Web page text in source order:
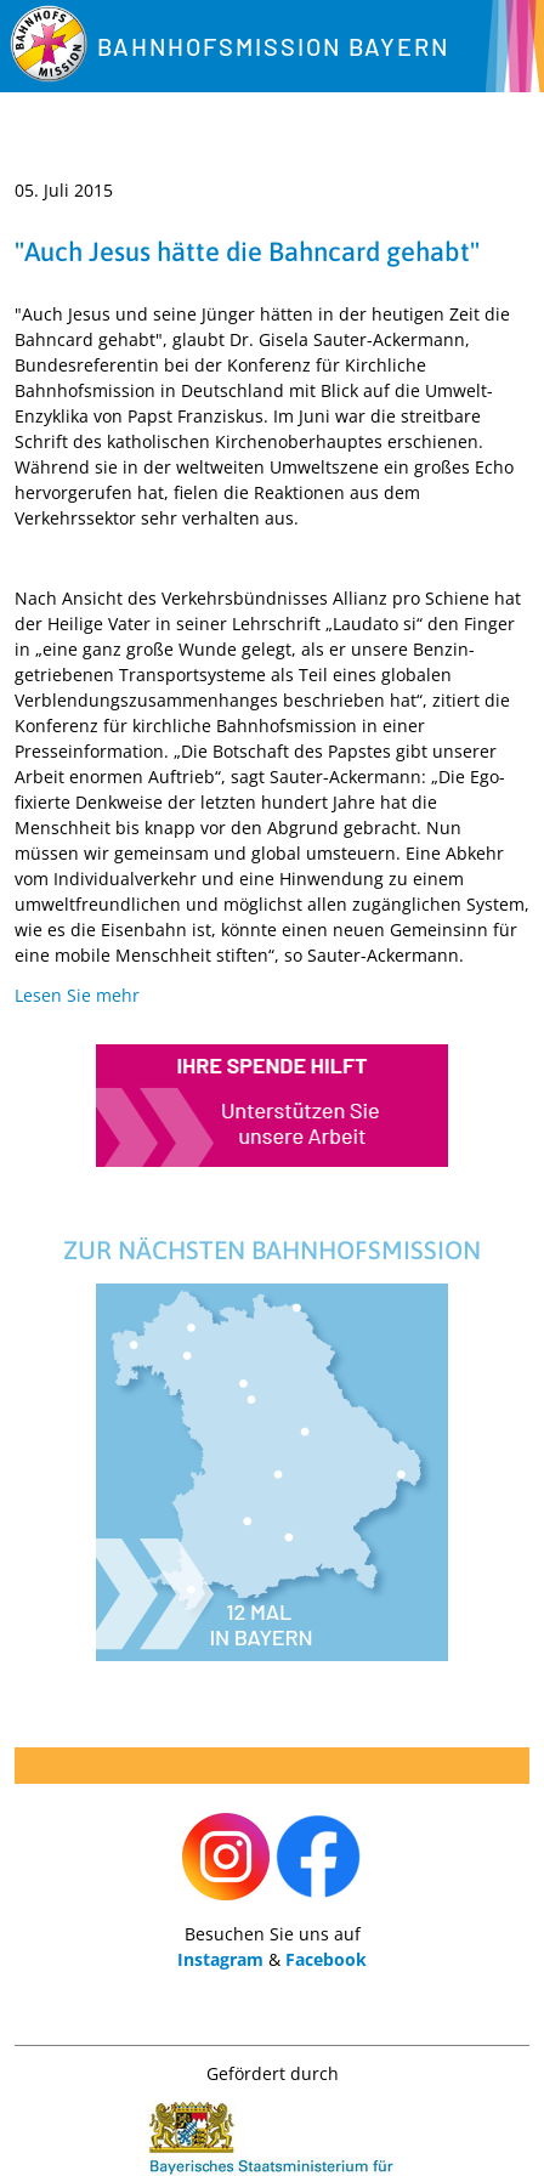
BAHNHOFSMISSION BAYERN
05. Juli 2015
"Auch Jesus hätte die Bahncard gehabt"
"Auch Jesus und seine Jünger hätten in der heutigen Zeit die
Bahncard gehabt", glaubt Dr. Gisela Sauter-Ackermann,
Bundesreferentin bei der Konferenz für Kirchliche
Bahnhofsmission in Deutschland mit Blick auf die Umwelt-
Enzyklika von Papst Franziskus. Im Juni war die streitbare
Schrift des katholischen Kirchenoberhauptes erschienen.
Während sie in der weltweiten Umweltszene ein großes Echo
hervorgerufen hat, fielen die Reaktionen aus dem
Verkehrssektor sehr verhalten aus.
Nach Ansicht des Verkehrsbündnisses Allianz pro Schiene hat
der Heilige Vater in seiner Lehrschrift „Laudato si“ den Finger
in „eine ganz große Wunde gelegt, als er unsere Benzin-
getriebenen Transportsysteme als Teil eines globalen
Verblendungszusammenhanges beschrieben hat“, zitiert die
Konferenz für kirchliche Bahnhofsmission in einer
Presseinformation. „Die Botschaft des Papstes gibt unserer
Arbeit enormen Auftrieb“, sagt Sauter-Ackermann: „Die Ego-
fixierte Denkweise der letzten hundert Jahre hat die
Menschheit bis knapp vor den Abgrund gebracht. Nun
müssen wir gemeinsam und global umsteuern. Eine Abkehr
vom Individualverkehr und eine Hinwendung zu einem
umweltfreundlichen und möglichst allen zugänglichen System,
wie es die Eisenbahn ist, könnte einen neuen Gemeinsinn für
eine mobile Menschheit stiften“, so Sauter-Ackermann.
Lesen Sie mehr
ZUR NÄCHSTEN BAHNHOFSMISSION
Besuchen Sie uns auf
Instagram & Facebook
Gefördert durch